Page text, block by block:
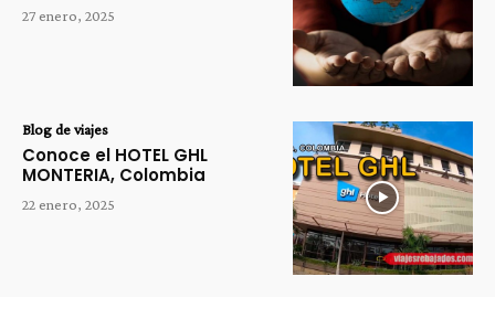
27 enero, 2025
Blog de viajes
Conoce el HOTEL GHL
MONTERIA, Colombia
22 enero, 2025